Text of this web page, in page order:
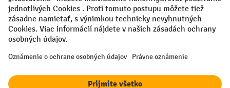
Nastavenia ochrany osobných údajov
All prices excl. VAT plusshipping costsand possible delivery charges,